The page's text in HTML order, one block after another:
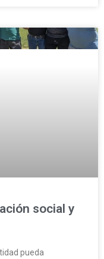
social y
pueda